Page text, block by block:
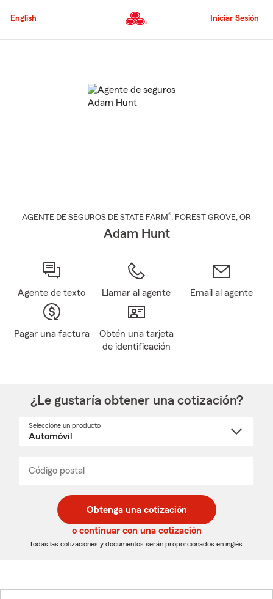
al
principal
English Iniciar Sesión
AGENTE DE SEGUROS DE STATE FARM®, FOREST GROVE, OR
Adam Hunt
Agente de texto Llamar al agente Email al agente
Pagar una factura
Obtén una tarjeta
de identificación
¿Le gustaría obtener una cotización?
Seleccione un producto
desplegable
Código postal
de
5
dígitos
de
5
dígitos
_____
Obtenga una cotización
o continuar con una cotización
Todas las cotizaciones y documentos serán proporcionados en inglés.